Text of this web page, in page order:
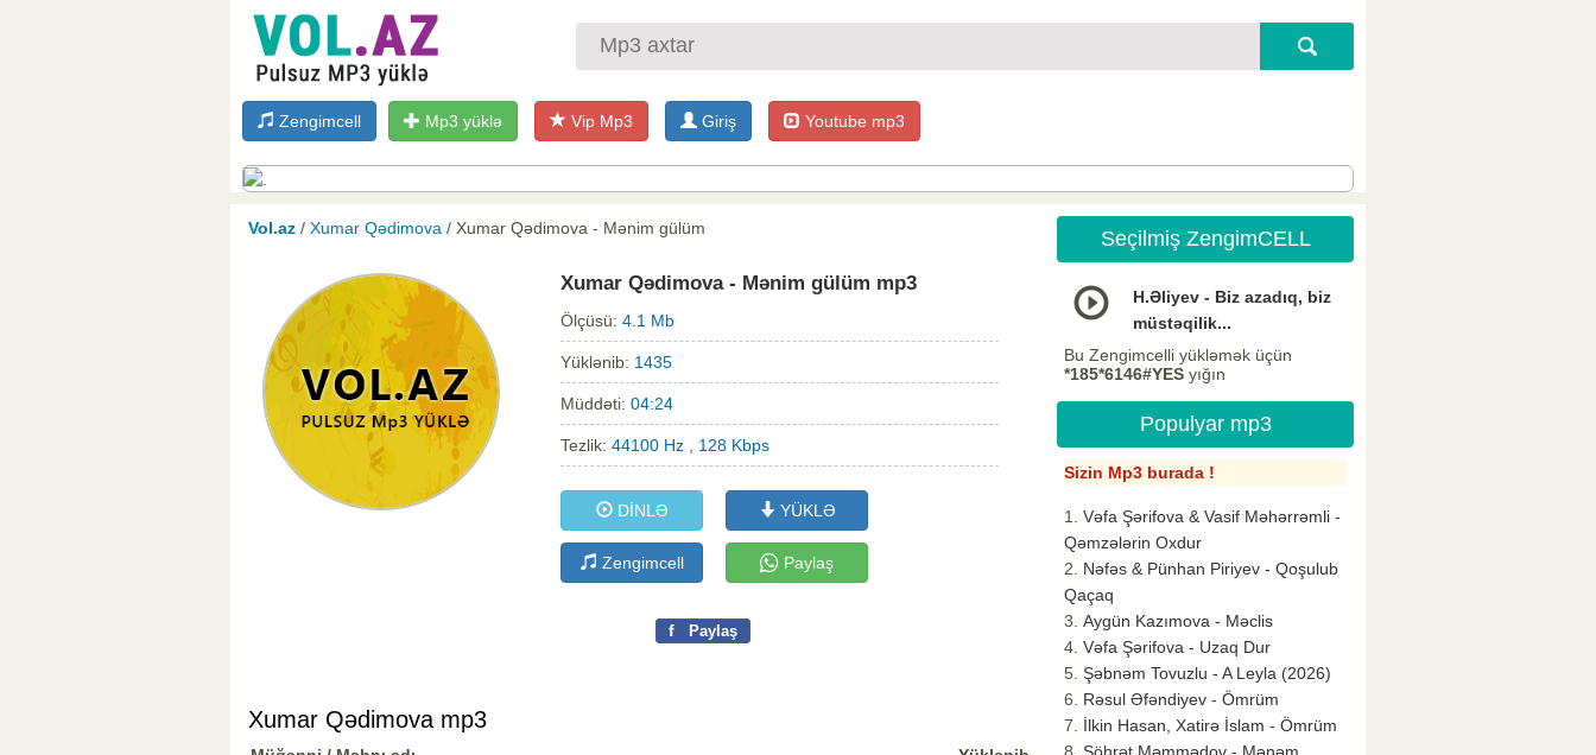
Zengimcell Mp3 yüklə Vip Mp3 Giriş Youtube mp3
Vol.az / Xumar Qədimova / Xumar Qədimova - Mənim gülüm
Xumar Qədimova - Mənim gülüm mp3
Ölçüsü: 4.1 Mb
Yüklənib: 1435
Müddəti: 04:24
Tezlik: 44100 Hz , 128 Kbps
DİNLƏ YÜKLƏ
Zengimcell Paylaş
f Paylaş
Xumar Qədimova mp3
Seçilmiş ZengimCELL
H.Əliyev - Biz azadıq, biz
müstəqilik...
Bu Zengimcelli yükləmək üçün
*185*6146#YES yığın
Populyar mp3
Sizin Mp3 burada !
Vəfa Şərifova & Vasif Məhərrəmli -
Qəmzələrin Oxdur
Nəfəs & Pünhan Piriyev - Qoşulub
Qaçaq
Aygün Kazımova - Məclis
Vəfa Şərifova - Uzaq Dur
Şəbnəm Tovuzlu - A Leyla (2026)
Rəsul Əfəndiyev - Ömrüm
İlkin Hasan, Xatirə İslam - Ömrüm